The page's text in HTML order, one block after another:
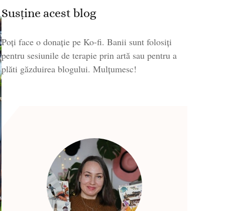
Susține acest blog
Poți face o donație pe Ko-fi. Banii sunt folosiți
pentru sesiunile de terapie prin artă sau pentru a
plăti găzduirea blogului. Mulțumesc!